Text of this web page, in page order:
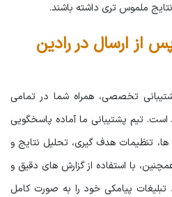
ملموس تری داشته باشند.
از ارسال در رادین
تخصصی، همراه شما در تمامی
تیم پشتیبانی ما آماده پاسخگویی
ها، تنظیمات هدف گیری، تحلیل نتایج و
با استفاده از گزارش های دقیق و
تبلیغات پیامکی خود را به صورت کامل